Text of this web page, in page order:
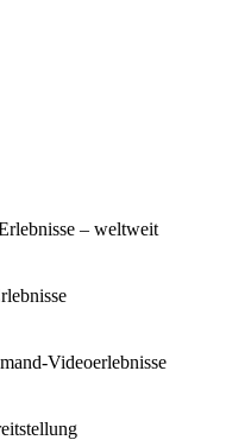
– weltweit
Videoerlebnisse